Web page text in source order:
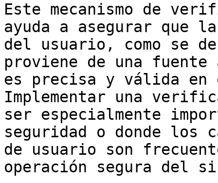
Este mecanismo de
ayuda a asegurar que
del usuario, como se
proviene de una
es precisa y válida en
Implementar una
ser especialmente
seguridad o donde los
de usuario son
operación segura del